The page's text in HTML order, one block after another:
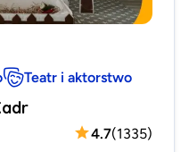
Teatr i aktorstwo
4.7(1335)